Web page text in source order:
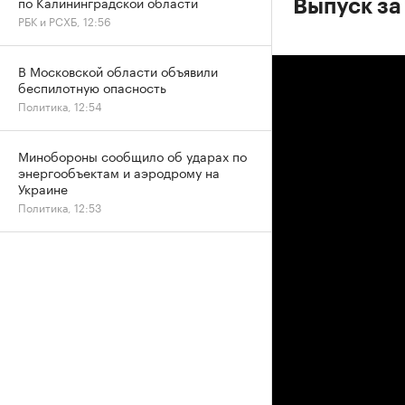
Выпуск
РБК и РСХБ, 12:56
В Московской области объявили
беспилотную опасность
Политика, 12:54
Минобороны сообщило об ударах по
энергообъектам и аэродрому на
Украине
Политика, 12:53